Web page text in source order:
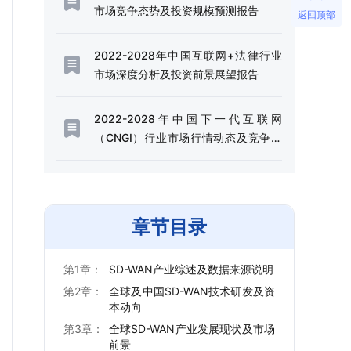
市场竞争态势及投资规模预测报告
2022-2028年中国互联网+法律行业
市场深度分析及投资前景展望报告
2022-2028年中国下一代互联网
（CNGI）行业市场行情动态及竞争战
章节目录
第1章：
SD-WAN产业综述及数据来源说明
第2章：
全球及中国SD-WAN技术研发及资
本动向
第3章：
全球SD-WAN产业发展现状及市场
前景
返回顶部